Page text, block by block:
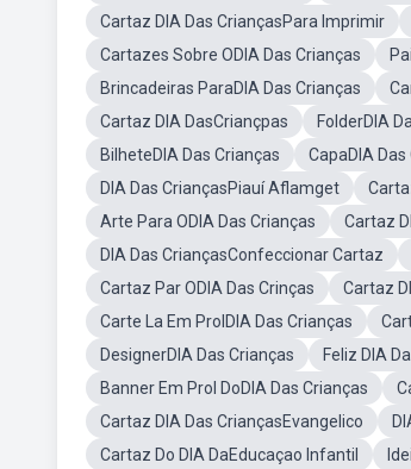
Cartaz DIA Das CriançasPara Imprimir
Cartazes Sobre ODIA Das Crianças
Brincadeiras ParaDIA Das Crianças
Cartaz DIA DasCriançpas
FolderDIA
BilheteDIA Das Crianças
CapaDIA Das
DIA Das CriançasPiauí Aflamget
Arte Para ODIA Das Crianças
Cartaz
DIA Das CriançasConfeccionar Cartaz
Cartaz Par ODIA Das Crinças
Cartaz
Carte La Em ProlDIA Das Crianças
DesignerDIA Das Crianças
Feliz DIA
Banner Em Prol DoDIA Das Crianças
Cartaz DIA Das CriançasEvangelico
Cartaz Do DIA DaEducaçao Infantil